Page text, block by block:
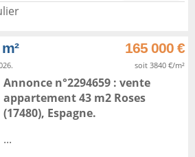
165 000 €
soit 3840 €/m²
Annonce n°2294659 : vente
appartement 43 m2 Roses
(17480), Espagne.
...